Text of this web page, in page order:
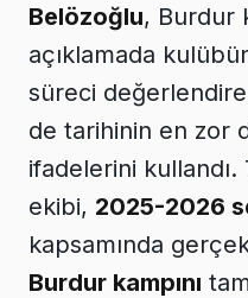
Belözoğlu, Burdur
açıklamada
süreci
de tarihinin en zor
ifadelerini
ekibi, 2025-2026
kapsamında
Burdur kampını